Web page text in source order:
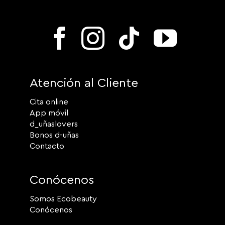
Atención al Cliente
Cita online
App móvil
d_uñaslovers
Bonos d-uñas
Contacto
Conócenos
Somos Ecobeauty
Conócenos